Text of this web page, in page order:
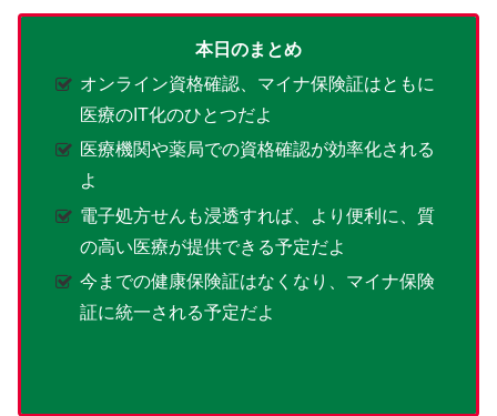
本日のまとめ
オンライン資格確認、マイナ保険証はともに
医療のIT化のひとつだよ
医療機関や薬局での資格確認が効率化される
よ
電子処方せんも浸透すれば、より便利に、質
の高い医療が提供できる予定だよ
今までの健康保険証はなくなり、マイナ保険
証に統一される予定だよ